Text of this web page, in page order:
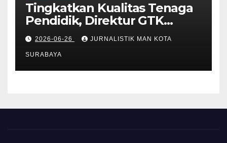
Tingkatkan Kualitas Tenaga
Pendidik, Direktur GTK
Madrasah Kemenag RI
Berikan Pembinaan di MAN
Kota Surabaya
2026-06-26 JURNALISTIK MAN KOTA
SURABAYA